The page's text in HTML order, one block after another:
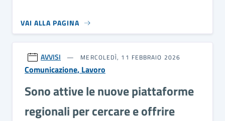
VAI ALLA PAGINA
AVVISI MERCOLEDÌ, 11 FEBBRAIO 2026
Comunicazione, Lavoro
Sono attive le nuove piattaforme
regionali per cercare e offrire